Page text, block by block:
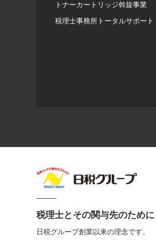
トナーカートリッジ斡旋事業
税理士事務所トータルサポート
税理士とその関与先のために
日税グループ創業以来の理念です。